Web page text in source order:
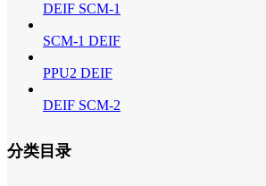
DEIF SCM-1
SCM-1 DEIF
PPU2 DEIF
DEIF SCM-2
分类目录